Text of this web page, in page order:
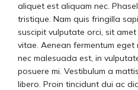
aliquet est aliquam nec.
tristique. Nam quis fringilla
suscipit vulputate orci, sit
vitae. Aenean fermentum
nec malesuada est, in
posuere mi. Vestibulum a
libero. Proin tincidunt dui ac